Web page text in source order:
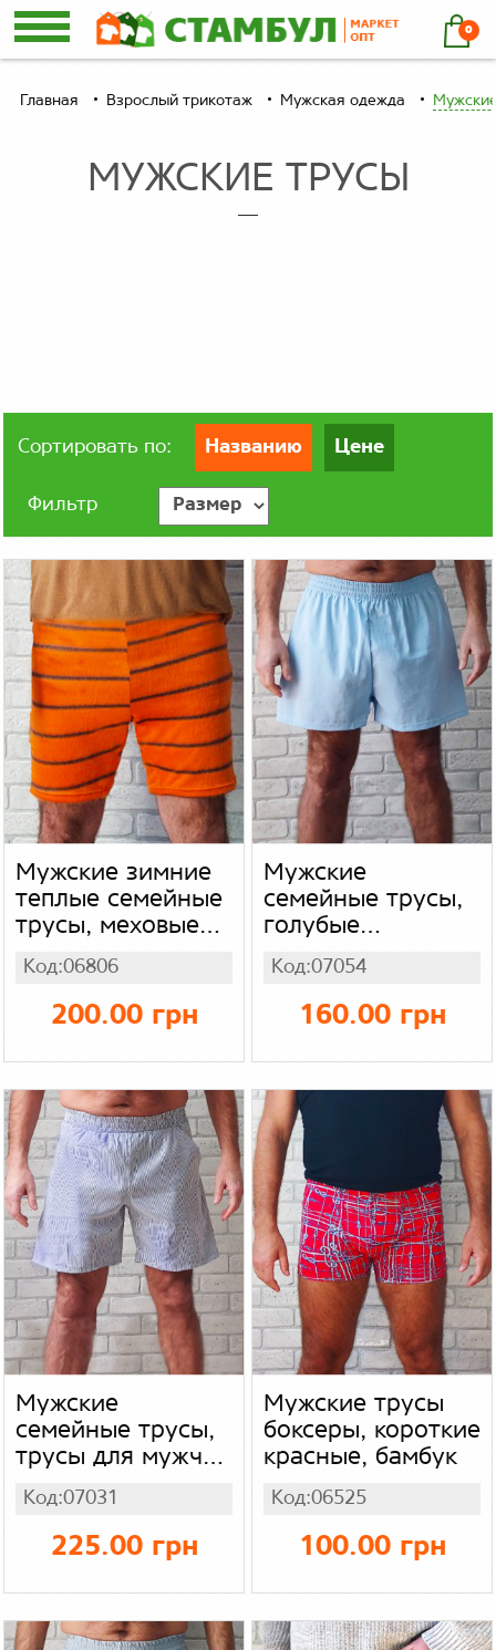
0
Главная Взрослый трикотаж Мужская одежда
МУЖСКИЕ ТРУСЫ
Сортировать по: Названию Цене
Фильтр
Мужские зимние
теплые семейные
трусы, меховые
оранжевые в
полоску
Код:06806
200.00 грн
Мужские
семейные трусы,
голубые
домашние легкие
шорты для
мужчин
Код:07054
160.00 грн
Мужские
семейные трусы,
трусы для мужчин
с карманами,
бенгалин в
полоску
Код:07031
225.00 грн
Мужские трусы
боксеры, короткие
красные, бамбук
Код:06525
100.00 грн